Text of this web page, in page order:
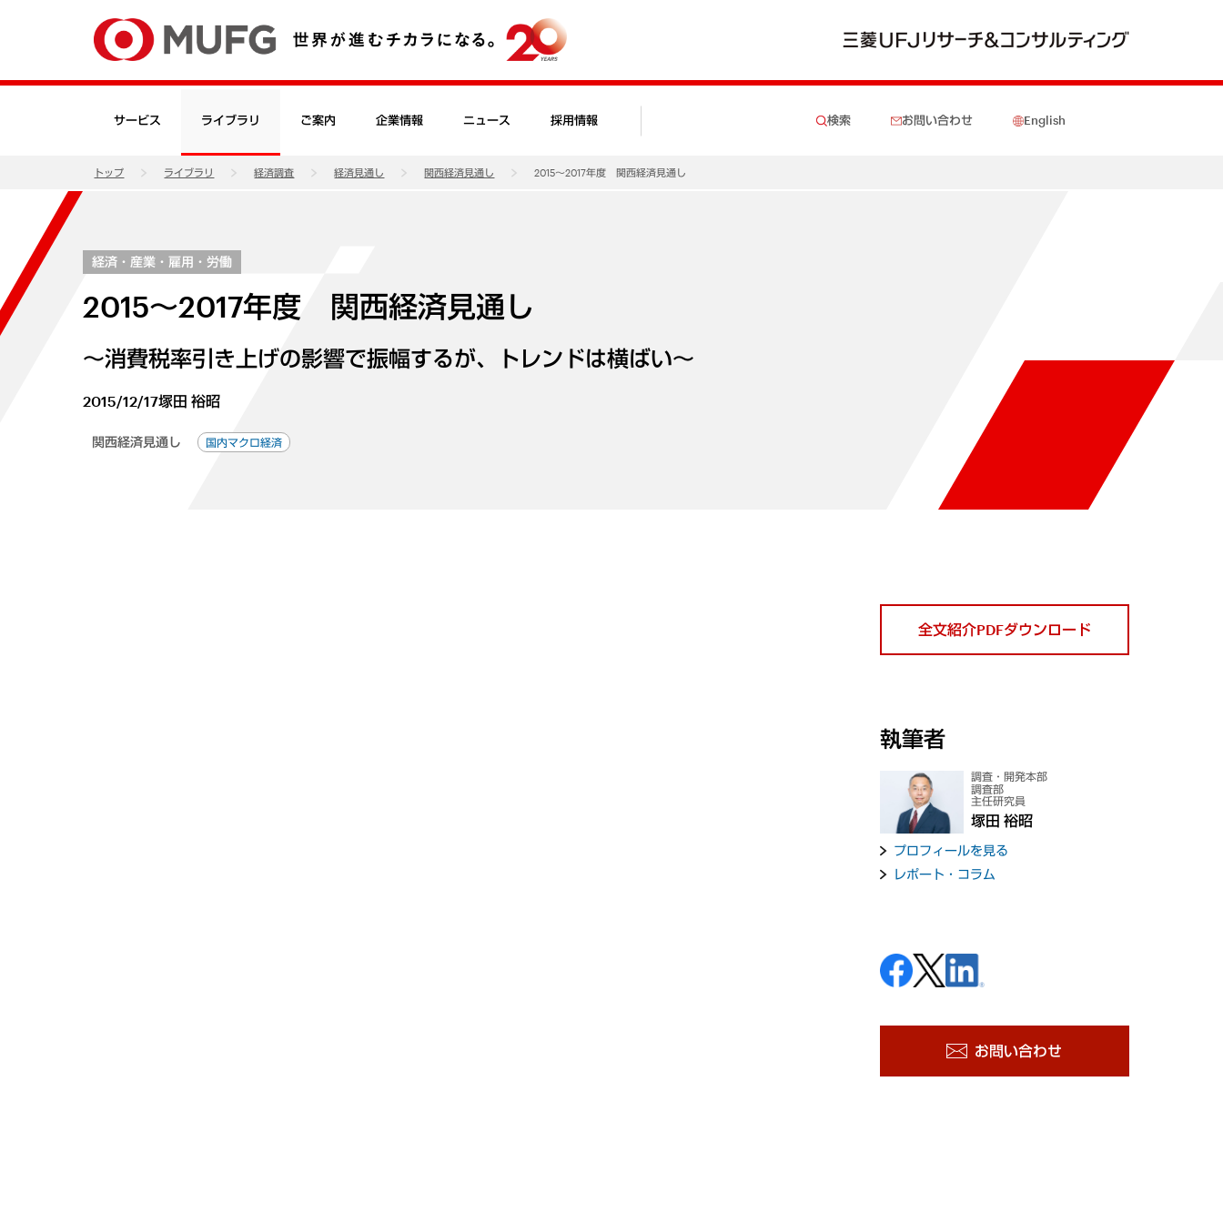
サービス ライブラリ ご案内 企業情報 ニュース 採用情報 検索 お問い合わせ English
トップ ライブラリ 経済調査 経済見通し 関西経済見通し 2015～2017年度 関西経済見通し
経済・産業・雇用・労働
2015～2017年度 関西経済見通し
～消費税率引き上げの影響で振幅するが、トレンドは横ばい～
2015/12/17塚田 裕昭
関西経済見通し 国内マクロ経済
全文紹介PDFダウンロード
執筆者
調査・開発本部
調査部
主任研究員
塚田 裕昭
プロフィールを見る
レポート・コラム
お問い合わせ